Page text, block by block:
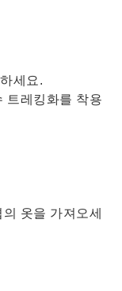
세요.
트레킹화를 착용
옷을 가져오세